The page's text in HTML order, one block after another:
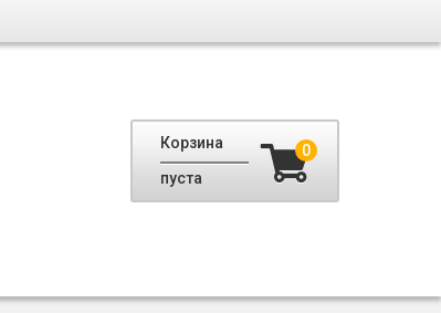
Корзина
пуста
0